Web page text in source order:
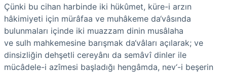
Çünki bu cihan harbinde iki hükûmet, küre-i arzın
hâkimiyeti için mürâfaa ve muhâkeme da‘vâsında
bulunmaları içinde iki muazzam dinin musâlaha
ve sulh mahkemesine barışmak da‘vâları açılarak; ve
dinsizliğin dehşetli cereyânı da semâvî dinler ile
mücâdele-i azîmesi başladığı hengâmda, nev‘-i beşerin